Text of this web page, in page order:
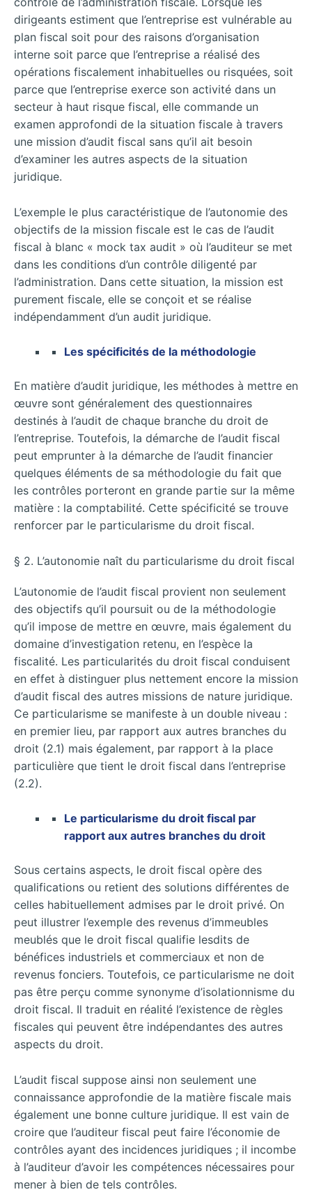
dirigeants estiment que l’entreprise est vulnérable au
plan fiscal soit pour des raisons d’organisation
interne soit parce que l’entreprise a réalisé des
opérations fiscalement inhabituelles ou risquées, soit
parce que l’entreprise exerce son activité dans un
secteur à haut risque fiscal, elle commande un
examen approfondi de la situation fiscale à travers
une mission d’audit fiscal sans qu’il ait besoin
d’examiner les autres aspects de la situation
juridique.
L’exemple le plus caractéristique de l’autonomie des
objectifs de la mission fiscale est le cas de l’audit
fiscal à blanc « mock tax audit » où l’auditeur se met
dans les conditions d’un contrôle diligenté par
l’administration. Dans cette situation, la mission est
purement fiscale, elle se conçoit et se réalise
indépendamment d’un audit juridique.
Les spécificités de la méthodologie
En matière d’audit juridique, les méthodes à mettre en
œuvre sont généralement des questionnaires
destinés à l’audit de chaque branche du droit de
l’entreprise. Toutefois, la démarche de l’audit fiscal
peut emprunter à la démarche de l’audit financier
quelques éléments de sa méthodologie du fait que
les contrôles porteront en grande partie sur la même
matière : la comptabilité. Cette spécificité se trouve
renforcer par le particularisme du droit fiscal.
§ 2. L’autonomie naît du particularisme du droit fiscal
L’autonomie de l’audit fiscal provient non seulement
des objectifs qu’il poursuit ou de la méthodologie
qu’il impose de mettre en œuvre, mais également du
domaine d’investigation retenu, en l’espèce la
fiscalité. Les particularités du droit fiscal conduisent
en effet à distinguer plus nettement encore la mission
d’audit fiscal des autres missions de nature juridique.
Ce particularisme se manifeste à un double niveau :
en premier lieu, par rapport aux autres branches du
droit (2.1) mais également, par rapport à la place
particulière que tient le droit fiscal dans l’entreprise
(2.2).
Le particularisme du droit fiscal par
rapport aux autres branches du droit
Sous certains aspects, le droit fiscal opère des
qualifications ou retient des solutions différentes de
celles habituellement admises par le droit privé. On
peut illustrer l’exemple des revenus d’immeubles
meublés que le droit fiscal qualifie lesdits de
bénéfices industriels et commerciaux et non de
revenus fonciers. Toutefois, ce particularisme ne doit
pas être perçu comme synonyme d’isolationnisme du
droit fiscal. Il traduit en réalité l’existence de règles
fiscales qui peuvent être indépendantes des autres
aspects du droit.
L’audit fiscal suppose ainsi non seulement une
connaissance approfondie de la matière fiscale mais
également une bonne culture juridique. Il est vain de
croire que l’auditeur fiscal peut faire l’économie de
contrôles ayant des incidences juridiques ; il incombe
à l’auditeur d’avoir les compétences nécessaires pour
mener à bien de tels contrôles.